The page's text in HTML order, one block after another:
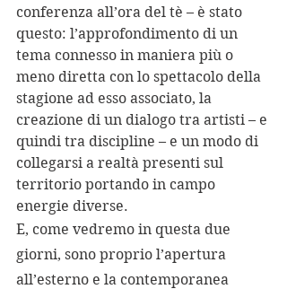
conferenza all’ora del tè – è stato
questo: l’approfondimento di un
tema connesso in maniera più o
meno diretta con lo spettacolo della
stagione ad esso associato, la
creazione di un dialogo tra artisti – e
quindi tra discipline – e un modo di
collegarsi a realtà presenti sul
territorio portando in campo
energie diverse.
E, come vedremo in questa due
giorni, sono proprio l’apertura
all’esterno e la contemporanea